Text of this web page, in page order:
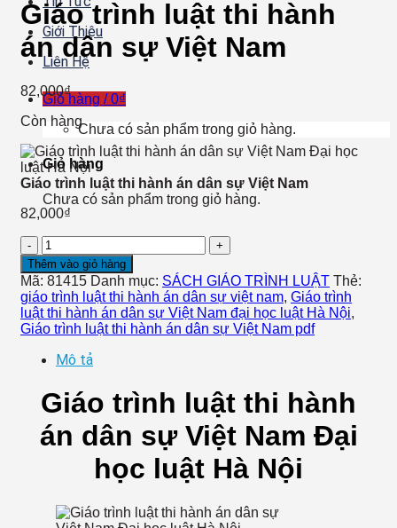
Giới Thiệu
Liên Hệ
Giỏ hàng /0₫
Chưa có sản phẩm trong giỏ hàng.
Giỏ hàng
Chưa có sản phẩm trong giỏ hàng.
Giáo trình luật thi hành
án dân sự Việt Nam
82,000₫
Còn hàng
Giáo trình luật thi hành án dân sự Việt Nam
82,000₫
Giáo
trình
luật
thi
hành
án
dân
sự
Việt
số
Thêm vào giỏ hàng
Mã: 81415 Danh mục: SÁCH GIÁO TRÌNH LUẬT Thẻ:
giáo trình luật thi hành án dân sự việt nam, Giáo trình
luật thi hành án dân sự Việt Nam đại học luật Hà Nội,
Giáo trình luật thi hành án dân sự Việt Nam pdf
Mô tả
Giáo trình luật thi hành
án dân sự Việt Nam Đại
học luật Hà Nội